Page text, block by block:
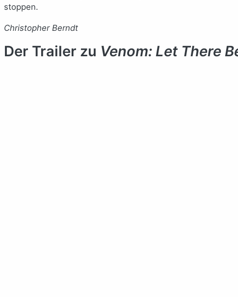
stoppen.
Christopher Berndt
Der Trailer zu Venom: Let There